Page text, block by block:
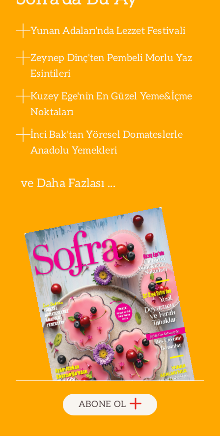
Yunan Adaları'nda Lezzet Festivali
Zeynep Dinç'ten Pembeli Morlu Yaz
Esintileri
Kuzey Ege'nin En Güzel Yeme&İçme
Noktaları
İnci Bak'tan Yöresel Domateslerle
Anadolu Yemekleri
ve Daha Fazlası ...
ABONE OL